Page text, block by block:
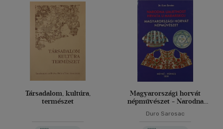
Társadalom, kultúra,
természet
Magyarországi horvát
népművészet - Narodna
madarskoj
Duro Sarosac